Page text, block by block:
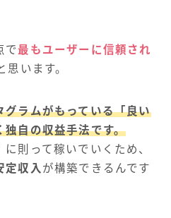
で最もユーザーに信頼され
思います。
グラムがもっている「良い
独自の収益手法です。
に則って稼いでいくため、
定収入 が構築できるんです